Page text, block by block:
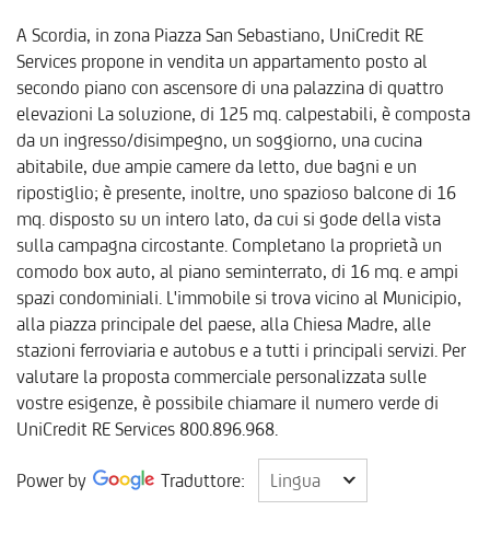
A Scordia, in zona Piazza San Sebastiano, UniCredit RE
Services propone in vendita un appartamento posto al
secondo piano con ascensore di una palazzina di quattro
elevazioni La soluzione, di 125 mq. calpestabili, è composta
da un ingresso/disimpegno, un soggiorno, una cucina
abitabile, due ampie camere da letto, due bagni e un
ripostiglio; è presente, inoltre, uno spazioso balcone di 16
mq. disposto su un intero lato, da cui si gode della vista
sulla campagna circostante. Completano la proprietà un
comodo box auto, al piano seminterrato, di 16 mq. e ampi
spazi condominiali. L'immobile si trova vicino al Municipio,
alla piazza principale del paese, alla Chiesa Madre, alle
stazioni ferroviaria e autobus e a tutti i principali servizi. Per
valutare la proposta commerciale personalizzata sulle
vostre esigenze, è possibile chiamare il numero verde di
UniCredit RE Services 800.896.968.
Power by Traduttore: Lingua
Lingua